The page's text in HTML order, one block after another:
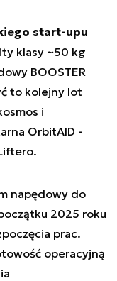
start-upu
klasy ~50 kg
BOOSTER
to kolejny lot
i
OrbitAID -
napędowy do
2025 roku
prac.
operacyjną